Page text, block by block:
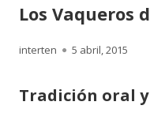
Los Vaqueros
Autor
interten
Publicado
5 abril, 2015
Tradición oral